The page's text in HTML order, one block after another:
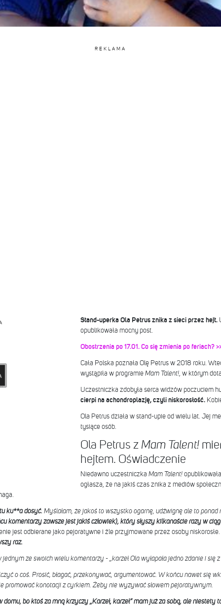
REKLAMA
Stand-uperka Ola Petrus znika z sieci przez hejt.
opublikowała mocny post.
Obostrzenia po 17.01. Co się zmienia po feriach?
Cała Polska poznała Olę Petrus w 2018 roku.
wystąpiła w programieMam Talent!, w którym
Uczestniczka zdobyła serca widzów poczuciem
cierpi na achondroplazję, czyli niskorosłość.
Ola Petrus działa w stand-upie od wielu lat. Jej
tysiące osób.
Ola Petrus z Mam Talent!
hejtem. Oświadczenie
Niedawno uczestniczka Mam Talent!
ogłasza, że na jakiś czas znika z mediów
ku**a dosyć. Myślałam, że jakoś to wszystko ogarnę, udźwignę ale to ponad
komentarzy zawsze jest jakiś człowiek), który słyszy kilkanaście razy w
jest odbierane jako pejoratywne i źle przyjmowane przez osoby
raz.
jednym ze swoich wielu komentarzy - „karzeł Ola wyłapała jedno zdanie i się
o coś. Prosić, błagać, przekonywać, argumentować. W końcu nawet się
promować konotacji z cyrkiem. Żeby nie wyzywać słowem pejoratywnym.
domu, bo ktoś za mną krzyczy „Karzeł, karzeł” mam już za sobą, ale niestety